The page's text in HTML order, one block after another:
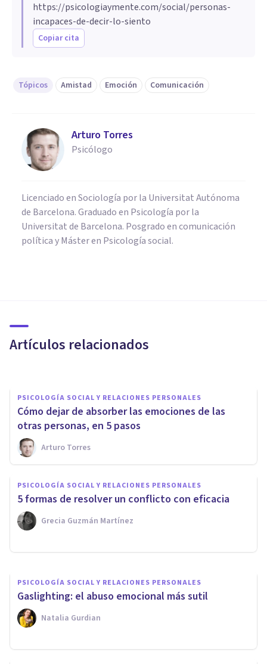
https://psicologiaymente.com/social/personas-
incapaces-de-decir-lo-siento
Copiar cita
Tópicos Amistad Emoción Comunicación
Arturo Torres
Psicólogo
Licenciado en Sociología por la Universitat Autónoma
de Barcelona. Graduado en Psicología por la
Universitat de Barcelona. Posgrado en comunicación
política y Máster en Psicología social.
Artículos relacionados
alguien, en 6 pasos
PSICOLOGÍA SOCIAL Y RELACIONES PERSONALES
Cómo dejar de absorber las emociones de las
otras personas, en 5 pasos
Arturo Torres
PSICOLOGÍA SOCIAL Y RELACIONES PERSONALES
5 formas de resolver un conflicto con eficacia
Grecia Guzmán Martínez
Miedo a estar solo: cómo
detectarlo y cómo combatirlo
PSICOLOGÍA SOCIAL Y RELACIONES PERSONALES
Gaslighting: el abuso emocional más sutil
Natalia Gurdian